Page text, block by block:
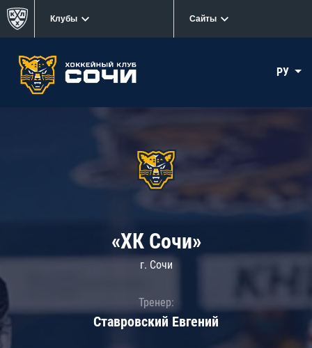
Клубы Сайты
РУ
«ХК Сочи»
г. Сочи
Тренер:
Ставровский Евгений